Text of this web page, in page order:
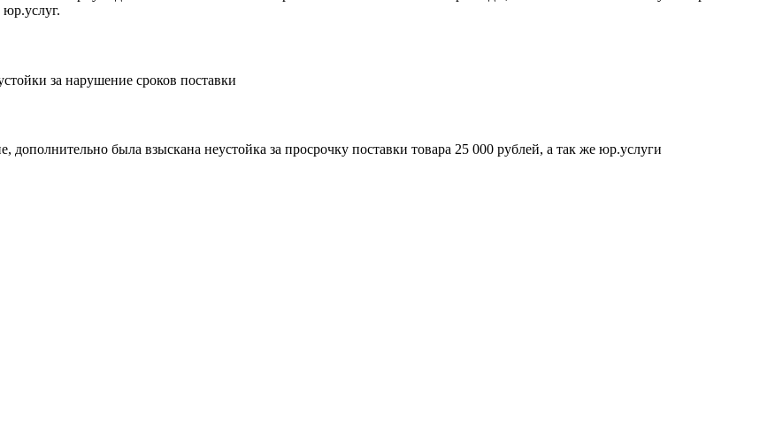
за нарушение сроков поставки
дополнительно была взыскана неустойка за просрочку поставки товара 25 000 рублей, а так же юр.услуги